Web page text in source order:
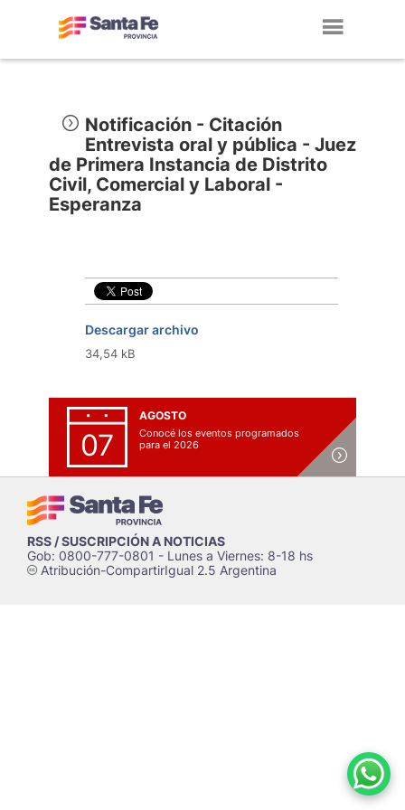
Notificación - Citación
Entrevista oral y pública - Juez
de Primera Instancia de Distrito
Civil, Comercial y Laboral -
Esperanza
Descargar archivo
34,54 kB
07
AGOSTO
Conocé los eventos programados
para el 2026
RSS / SUSCRIPCIÓN A NOTICIAS
Gob: 0800-777-0801 - Lunes a Viernes: 8-18 hs
cAtribución-CompartirIgual 2.5 Argentina